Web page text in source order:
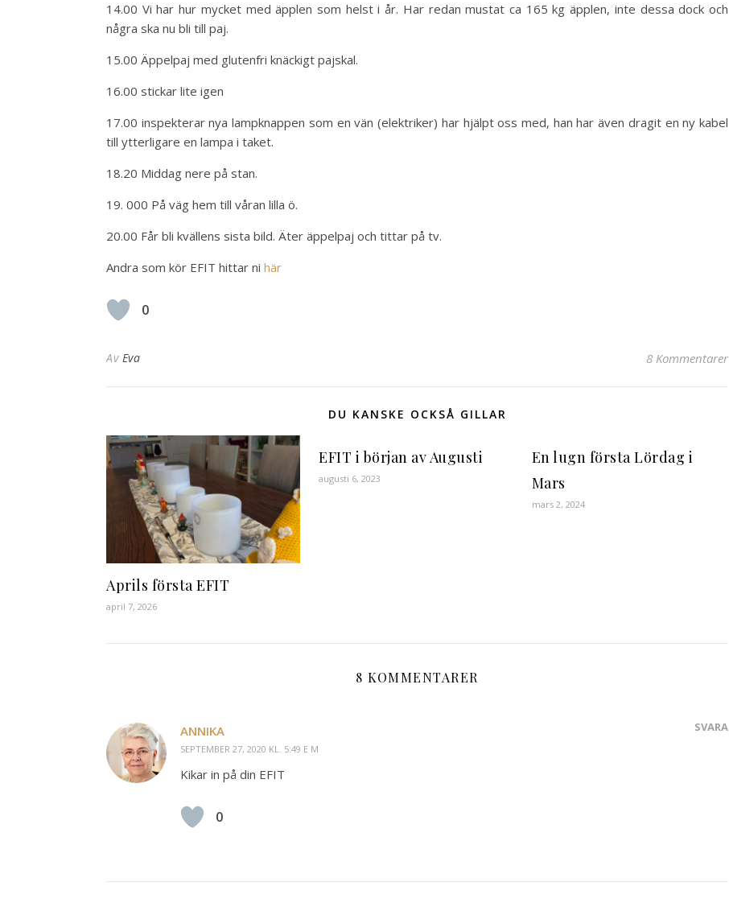
14.00 Vi har hur mycket med äpplen som helst i år. Har redan mustat ca 165 kg äpplen, inte dessa dock och
några ska nu bli till paj.
15.00 Äppelpaj med glutenfri knäckigt pajskal.
16.00 stickar lite igen
17.00 inspekterar nya lampknappen som en vän (elektriker) har hjälpt oss med, han har även dragit en ny kabel
till ytterligare en lampa i taket.
18.20 Middag nere på stan.
19. 000 På väg hem till våran lilla ö.
20.00 Får bli kvällens sista bild. Äter äppelpaj och tittar på tv.
Andra som kör EFIT hittar ni här
0
Av Eva 8 Kommentarer
DU KANSKE OCKSÅ GILLAR
Aprils första EFIT
april 7, 2026
EFIT i början av Augusti
augusti 6, 2023
En lugn första Lördag i
Mars
mars 2, 2024
8 KOMMENTARER
ANNIKA
SEPTEMBER 27, 2020 KL. 5:49 E M
SVARA
Kikar in på din EFIT
0